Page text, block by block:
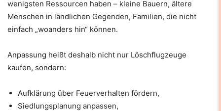
wenigsten Ressourcen haben – kleine Bauern, ältere
Menschen in ländlichen Gegenden, Familien, die nicht
einfach „woanders hin“ können.
Anpassung heißt deshalb nicht nur Löschflugzeuge
kaufen, sondern:
Aufklärung über Feuerverhalten fördern,
Siedlungsplanung anpassen,